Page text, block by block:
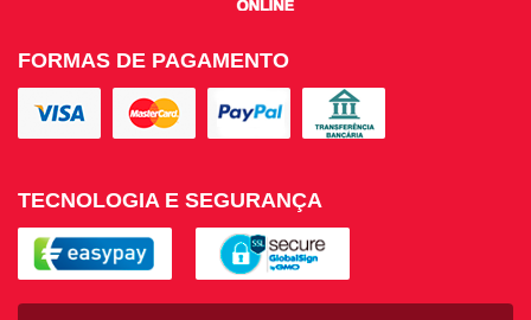
FORMAS DE PAGAMENTO
TECNOLOGIA E SEGURANÇA